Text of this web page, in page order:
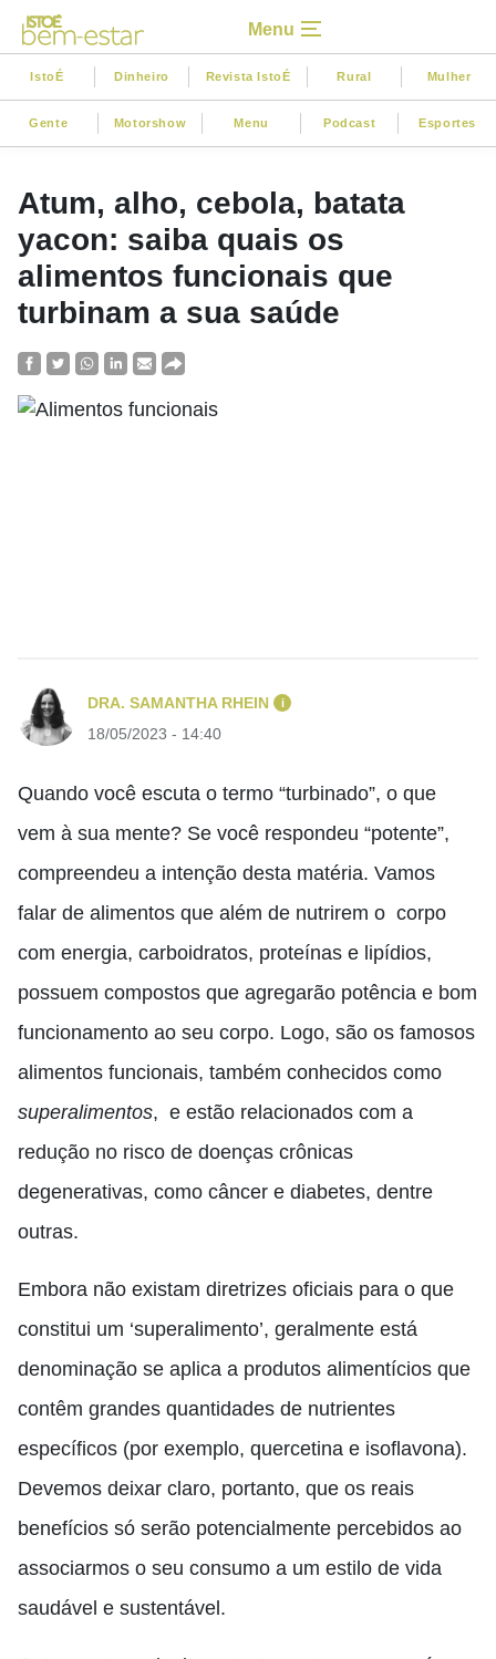
Menu
IstoÉ Dinheiro Revista IstoÉ Rural Mulher
Gente Motorshow Menu Podcast Esportes
Atum, alho, cebola, batata
yacon: saiba quais os
alimentos funcionais que
turbinam a sua saúde
DRA. SAMANTHA RHEIN i
18/05/2023 - 14:40
Quando você escuta o termo “turbinado”, o que
vem à sua mente? Se você respondeu “potente”,
compreendeu a intenção desta matéria. Vamos
falar de alimentos que além de nutrirem o corpo
com energia, carboidratos, proteínas e lipídios,
possuem compostos que agregarão potência e bom
funcionamento ao seu corpo. Logo, são os famosos
alimentos funcionais, também conhecidos como
superalimentos, e estão relacionados com a
redução no risco de doenças crônicas
degenerativas, como câncer e diabetes, dentre
outras.
Embora não existam diretrizes oficiais para o que
constitui um ‘superalimento’, geralmente está
denominação se aplica a produtos alimentícios que
contêm grandes quantidades de nutrientes
específicos (por exemplo, quercetina e isoflavona).
Devemos deixar claro, portanto, que os reais
benefícios só serão potencialmente percebidos ao
associarmos o seu consumo a um estilo de vida
saudável e sustentável.